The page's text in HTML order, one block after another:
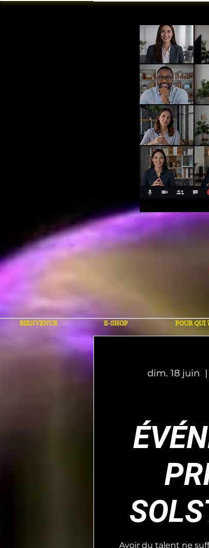
BIENVENUE E-SHOP POUR QUI
dim. 18 juin
  |
Avoir du talent ne